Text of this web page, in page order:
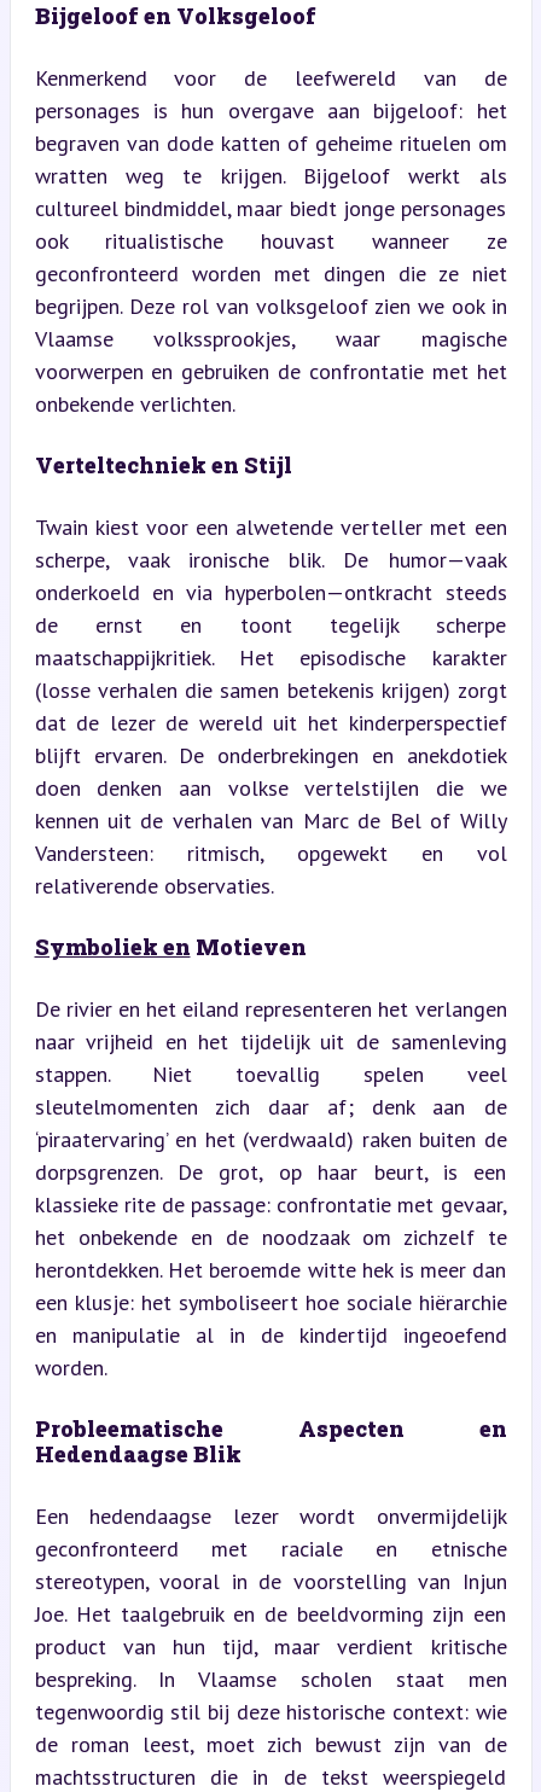
Bijgeloof en Volksgeloof
Kenmerkend voor de leefwereld van de
personages is hun overgave aan bijgeloof: het
begraven van dode katten of geheime rituelen om
wratten weg te krijgen. Bijgeloof werkt als
cultureel bindmiddel, maar biedt jonge personages
ook ritualistische houvast wanneer ze
geconfronteerd worden met dingen die ze niet
begrijpen. Deze rol van volksgeloof zien we ook in
Vlaamse volkssprookjes, waar magische
voorwerpen en gebruiken de confrontatie met het
onbekende verlichten.
Verteltechniek en Stijl
Twain kiest voor een alwetende verteller met een
scherpe, vaak ironische blik. De humor—vaak
onderkoeld en via hyperbolen—ontkracht steeds
de ernst en toont tegelijk scherpe
maatschappijkritiek. Het episodische karakter
(losse verhalen die samen betekenis krijgen) zorgt
dat de lezer de wereld uit het kinderperspectief
blijft ervaren. De onderbrekingen en anekdotiek
doen denken aan volkse vertelstijlen die we
kennen uit de verhalen van Marc de Bel of Willy
Vandersteen: ritmisch, opgewekt en vol
relativerende observaties.
Symboliek en Motieven
De rivier en het eiland representeren het verlangen
naar vrijheid en het tijdelijk uit de samenleving
stappen. Niet toevallig spelen veel
sleutelmomenten zich daar af; denk aan de
‘piraatervaring’ en het (verdwaald) raken buiten de
dorpsgrenzen. De grot, op haar beurt, is een
klassieke rite de passage: confrontatie met gevaar,
het onbekende en de noodzaak om zichzelf te
herontdekken. Het beroemde witte hek is meer dan
een klusje: het symboliseert hoe sociale hiërarchie
en manipulatie al in de kindertijd ingeoefend
worden.
Probleematische Aspecten en
Hedendaagse Blik
Een hedendaagse lezer wordt onvermijdelijk
geconfronteerd met raciale en etnische
stereotypen, vooral in de voorstelling van Injun
Joe. Het taalgebruik en de beeldvorming zijn een
product van hun tijd, maar verdient kritische
bespreking. In Vlaamse scholen staat men
tegenwoordig stil bij deze historische context: wie
de roman leest, moet zich bewust zijn van de
machtsstructuren die in de tekst weerspiegeld